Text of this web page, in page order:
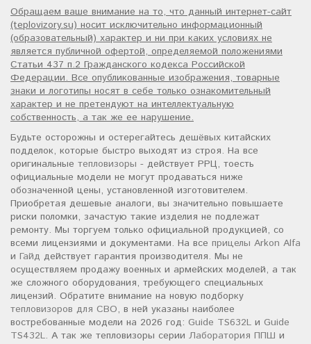
Обращаем ваше внимание на то, что данный интернет-сайт
(teplovizory.su) носит исключительно информационный
(образовательный) характер и ни при каких условиях не
является публичной офертой, определяемой положениями
Статьи 437 п.2 Гражданского кодекса Российской
Федерации. Все опубликованные изображения, товарные
знаки и логотипы носят в себе только ознакомительный
характер и не претендуют на интеллектуальную
собственность, а так же ее нарушение.
Будьте осторожны и остерегайтесь дешёвых китайских
подделок, которые быстро выходят из строя. На все
оригинальные тепловизоры - действует РРЦ, тоесть
официальные модели не могут продаваться ниже
обозначенной цены, установленной изготовителем.
Приобретая дешевые аналоги, вы значительно повышаете
риски поломки, зачастую такие изделия не подлежат
ремонту. Мы торгуем только официальной продукцией, со
всеми лицензиями и документами. На все прицелы Arkon Alfa
и Гайд действует гарантия производителя. Мы не
осуществляем продажу военных и армейских моделей, а так
же сложного оборудования, требующего специальных
лицензий. Обратите внимание на новую подборку
тепловизоров для СВО, в ней указаны наиболее
востребованные модели на 2026 год: Guide TS632L и Guide
TS432L. А так же тепловизоры серии Лаборатория ППШ и